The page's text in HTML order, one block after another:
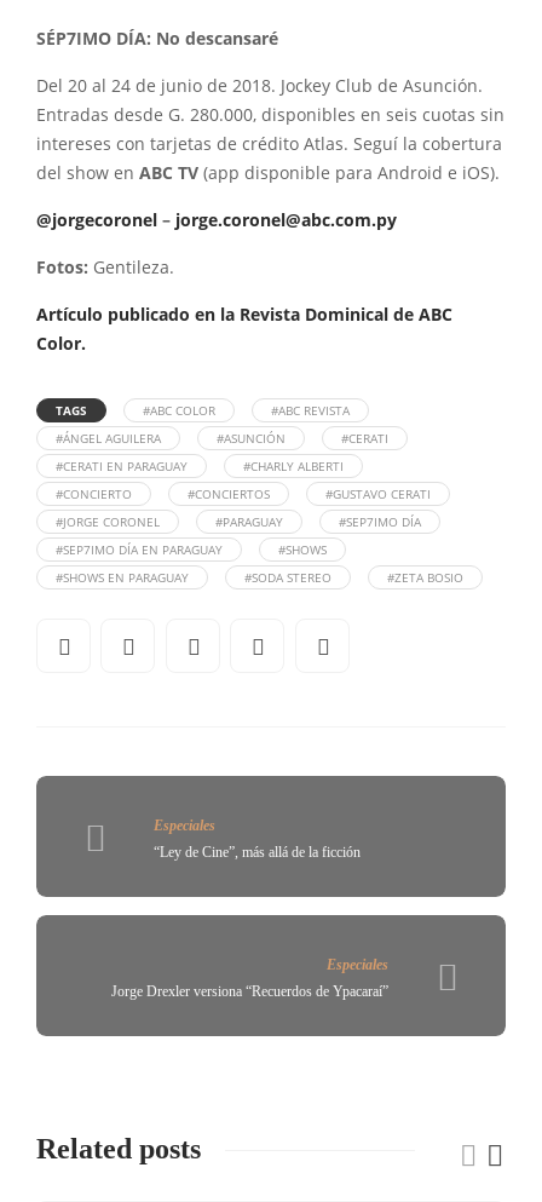
SÉP7IMO DÍA: No descansaré
Del 20 al 24 de junio de 2018. Jockey Club de Asunción.
Entradas desde G. 280.000, disponibles en seis cuotas sin
intereses con tarjetas de crédito Atlas. Seguí la cobertura
del show en ABC TV (app disponible para Android e iOS).
@jorgecoronel – jorge.coronel@abc.com.py
Fotos: Gentileza.
Artículo publicado en la Revista Dominical de ABC
Color.
TAGS #ABC COLOR
#ABC REVISTA
#ÁNGEL AGUILERA
#ASUNCIÓN
#CERATI
#CERATI EN PARAGUAY
#CHARLY ALBERTI
#CONCIERTO
#CONCIERTOS
#GUSTAVO CERATI
#JORGE CORONEL
#PARAGUAY
#SEP7IMO DÍA
#SEP7IMO DÍA EN PARAGUAY
#SHOWS
#SHOWS EN PARAGUAY
#SODA STEREO #ZETA BOSIO
Especiales
“Ley de Cine”, más allá de la ficción
Especiales
Jorge Drexler versiona “Recuerdos de Ypacaraí”
Related posts